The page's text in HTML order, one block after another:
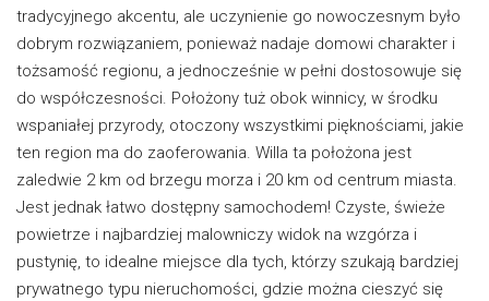
tradycyjnego akcentu, ale uczynienie go nowoczesnym było
dobrym rozwiązaniem, ponieważ nadaje domowi charakter i
tożsamość regionu, a jednocześnie w pełni dostosowuje się
do współczesności. Położony tuż obok winnicy, w środku
wspaniałej przyrody, otoczony wszystkimi pięknościami, jakie
ten region ma do zaoferowania. Willa ta położona jest
zaledwie 2 km od brzegu morza i 20 km od centrum miasta.
Jest jednak łatwo dostępny samochodem! Czyste, świeże
powietrze i najbardziej malowniczy widok na wzgórza i
pustynię, to idealne miejsce dla tych, którzy szukają bardziej
prywatnego typu nieruchomości, gdzie można cieszyć się